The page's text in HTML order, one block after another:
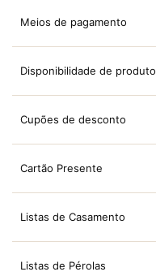
Meios de pagamento
Disponibilidade de produto
Cupões de desconto
Cartão Presente
Listas de Casamento
Listas de Pérolas